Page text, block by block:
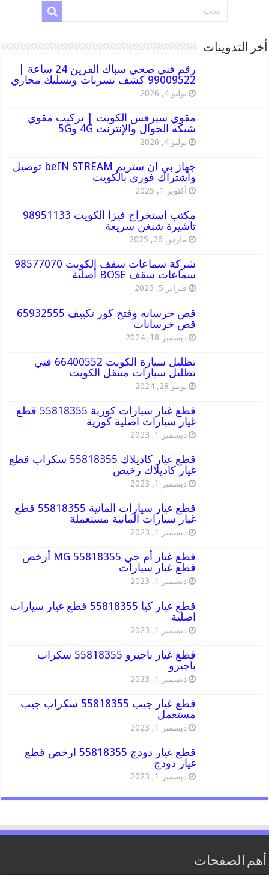
أخر التدوينات
رقم فني صحي سباك القرين 24 ساعة |
99009522 كشف تسربات وتسليك مجاري
يوليو 4, 2026
مقوي سيرفس الكويت | تركيب مقوي
شبكة الجوال والإنترنت 4G و5G
يوليو 4, 2026
جهاز بي ان ستريم beIN STREAM توصيل
واشتراك فوري بالكويت
أكتوبر 1, 2025
مكتب استخراج فيزا الكويت 98951133
تاشيرة شنغن سريعة
مارس 26, 2025
شركة سماعات سقف الكويت 98577070
سماعات سقف BOSE أصلية
فبراير 5, 2025
قص خرسانه وفتح كور تكييف 65932555
قص خرسانات
ديسمبر 18, 2024
تظليل سيارة الكويت 66400552 فني
تظليل سيارات متنقل الكويت
يونيو 28, 2024
قطع غيار سيارات كورية 55818355 قطع
غيار سيارات اصلية كورية
ديسمبر 1, 2023
قطع غيار كاديلاك 55818355 سكراب قطع
غيار كاديلاك رخيص
ديسمبر 1, 2023
قطع غيار سيارات المانية 55818355 قطع
غيار سيارات المانية مستعملة
ديسمبر 1, 2023
قطع غيار أم جي MG 55818355 أرخص
قطع غيار سيارات
ديسمبر 1, 2023
قطع غيار كيا 55818355 قطع غيار سيارات
اصلية
ديسمبر 1, 2023
قطع غيار باجيرو 55818355 سكراب
باجيرو
ديسمبر 1, 2023
قطع غيار جيب 55818355 سكراب جيب
مستعمل
ديسمبر 1, 2023
قطع غيار دودج 55818355 ارخص قطع
غيار دودج
ديسمبر 1, 2023
أهم الصفحات